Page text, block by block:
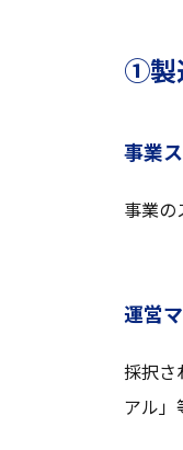
①製
事業
事業の
運営
採択さ
アル」